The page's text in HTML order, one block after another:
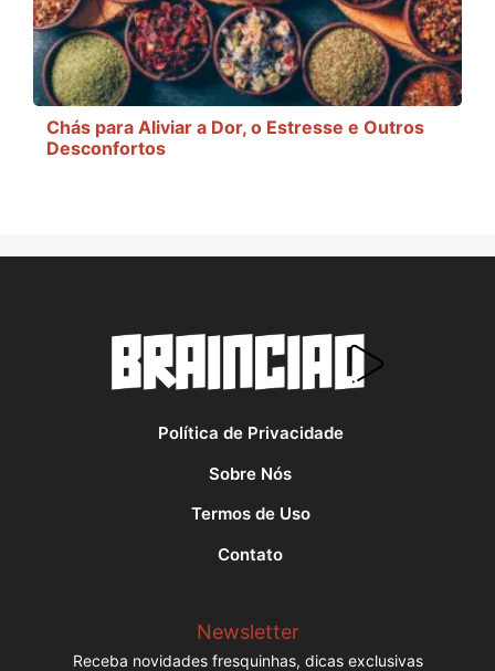
Chás para Aliviar a Dor, o Estresse e Outros
Desconfortos
Política de Privacidade
Sobre Nós
Termos de Uso
Contato
Newsletter
Receba novidades fresquinhas, dicas exclusivas